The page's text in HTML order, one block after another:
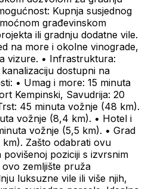
Kupnja susjednog
građevinskom
ili gradnju dodatne vile.
na more i okolne vinograde,
vizure. • Infrastruktura:
dostupni na
• Umag i more: 15 minuta
Kempinski, Savudrija: 20
45 minuta vožnje (48 km).
vožnje (8,4 km). • Hotel i
vožnje (5,5 km). • Grad
Zašto odabrati ovu
poziciji s izvrsnim
zemljište pruža
luksuzne vile ili više njih,